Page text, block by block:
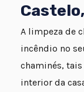
A limpeza de
incêndio no
chaminés,
interior da